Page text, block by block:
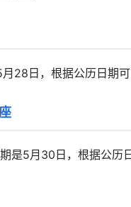
28日，根据公历日期可
是5月30日，根据公历